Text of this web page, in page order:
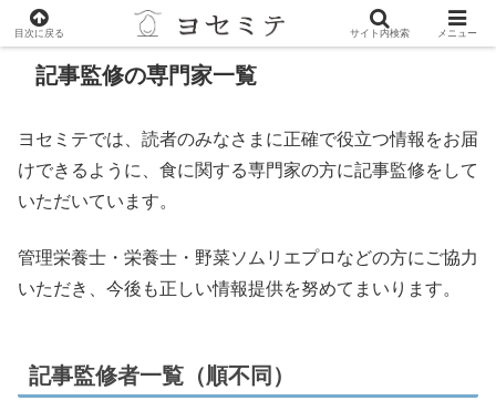
記事監修の専門家一覧
ヨセミテでは、読者のみなさまに正確で役立つ情報をお届
けできるように、食に関する専門家の方に記事監修をして
いただいています。
管理栄養士・栄養士・野菜ソムリエプロなどの方にご協力
いただき、今後も正しい情報提供を努めてまいります。
記事監修者一覧（順不同）
目次に戻る サイト内検索 メニュー